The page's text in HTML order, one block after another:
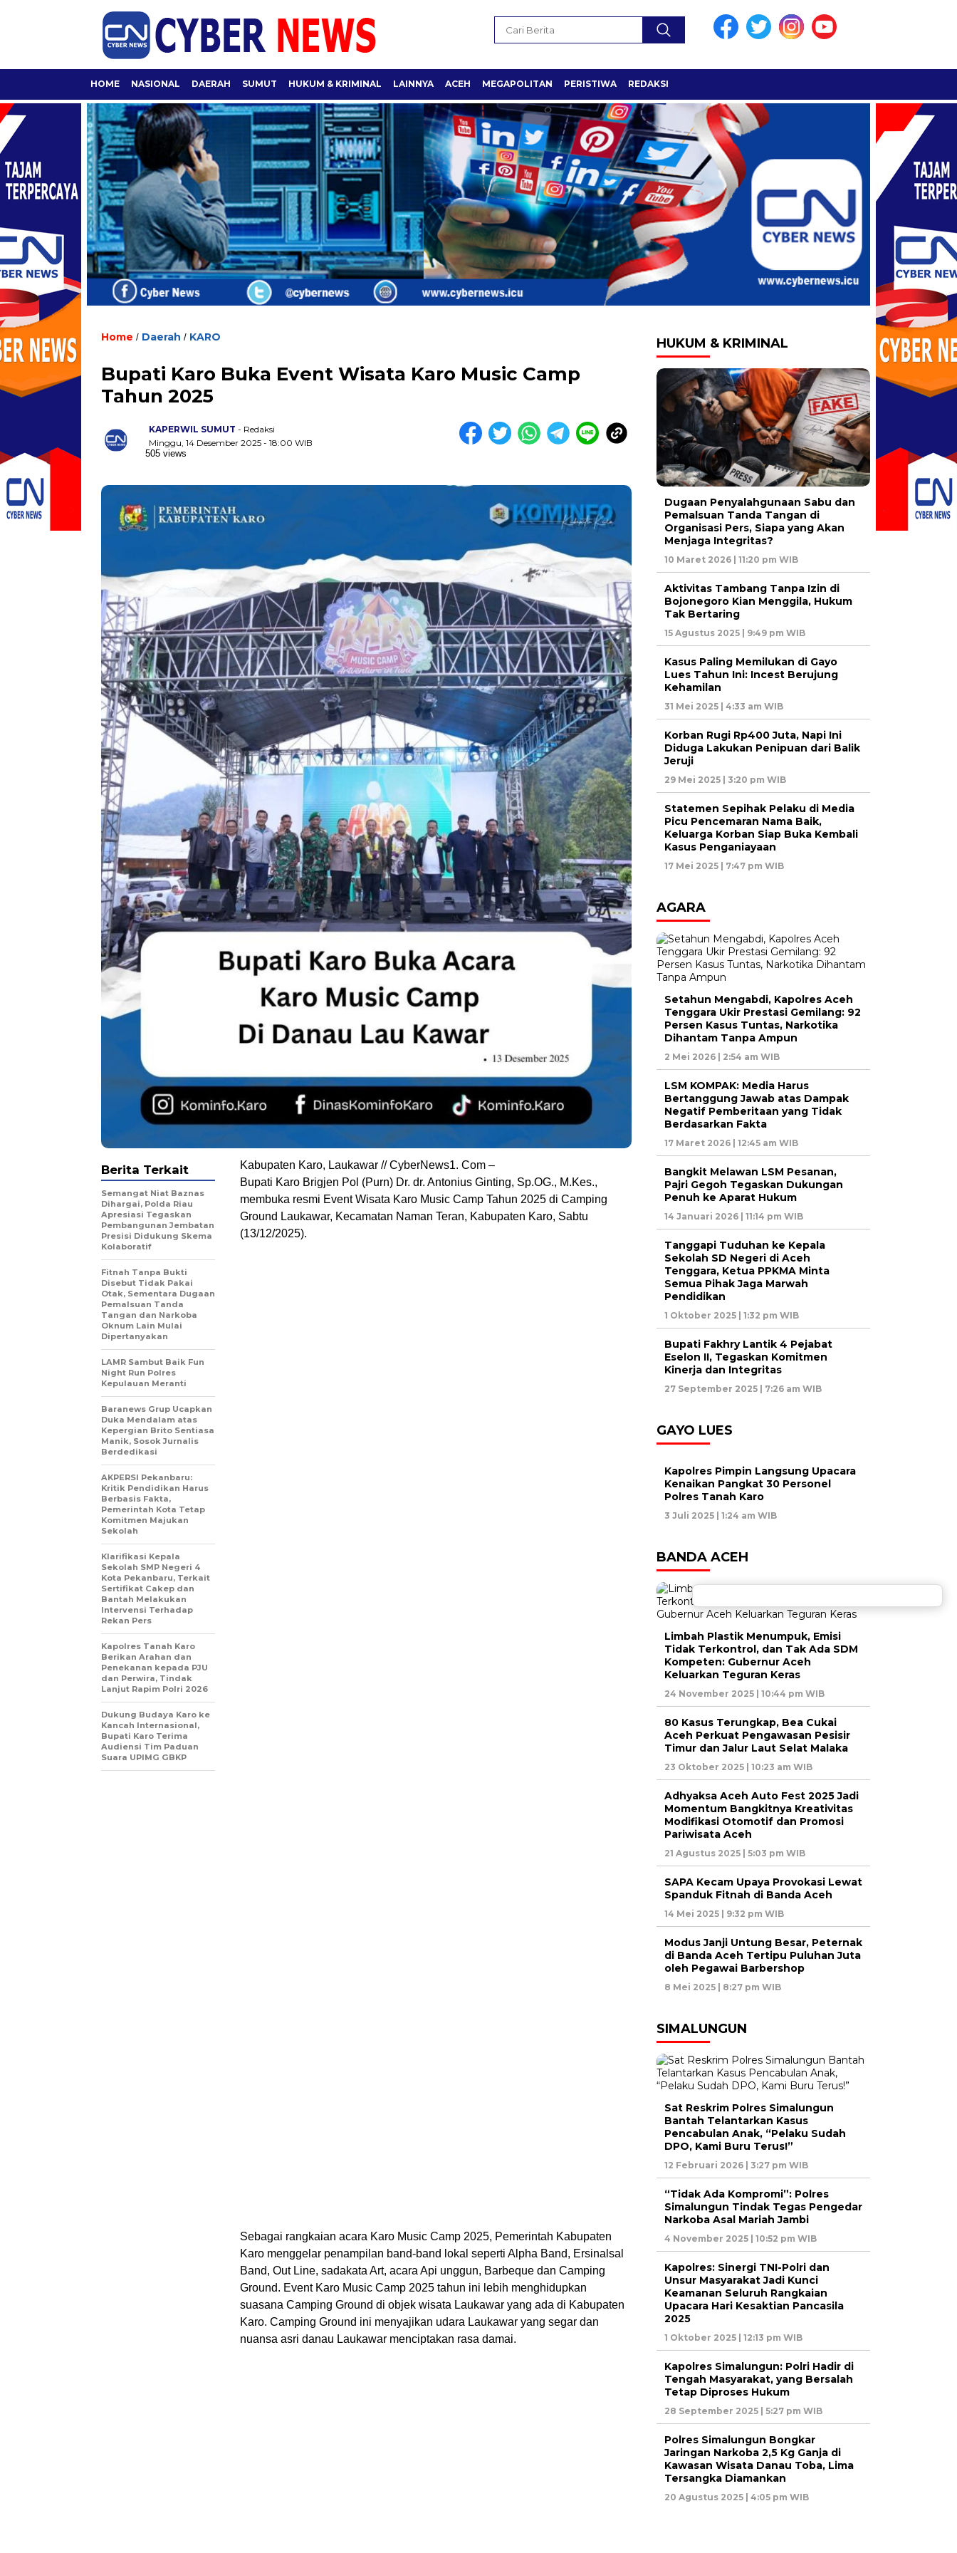
HOME NASIONAL DAERAH SUMUT HUKUM & KRIMINAL LAINNYA ACEH MEGAPOLITAN PERISTIWA REDAKSI
Home / Daerah / KARO
Bupati Karo Buka Event Wisata Karo Music Camp
Tahun 2025
KAPERWIL SUMUT - Redaksi
Minggu, 14 Desember 2025 - 18:00 WIB
505 views
Kabupaten Karo, Laukawar // CyberNews1. Com –
Bupati Karo Brigjen Pol (Purn) Dr. dr. Antonius Ginting, Sp.OG., M.Kes.,
membuka resmi Event Wisata Karo Music Camp Tahun 2025 di Camping
Ground Laukawar, Kecamatan Naman Teran, Kabupaten Karo, Sabtu
(13/12/2025).
Sebagai rangkaian acara Karo Music Camp 2025, Pemerintah Kabupaten
Karo menggelar penampilan band-band lokal seperti Alpha Band, Ersinalsal
Band, Out Line, sadakata Art, acara Api unggun, Barbeque dan Camping
Ground. Event Karo Music Camp 2025 tahun ini lebih menghidupkan
suasana Camping Ground di objek wisata Laukawar yang ada di Kabupaten
Karo. Camping Ground ini menyajikan udara Laukawar yang segar dan
nuansa asri danau Laukawar menciptakan rasa damai.
Berita Terkait
Semangat Niat Baznas
Dihargai, Polda Riau
Apresiasi Tegaskan
Pembangunan Jembatan
Presisi Didukung Skema
Kolaboratif
Fitnah Tanpa Bukti
Disebut Tidak Pakai
Otak, Sementara Dugaan
Pemalsuan Tanda
Tangan dan Narkoba
Oknum Lain Mulai
Dipertanyakan
LAMR Sambut Baik Fun
Night Run Polres
Kepulauan Meranti
Baranews Grup Ucapkan
Duka Mendalam atas
Kepergian Brito Sentiasa
Manik, Sosok Jurnalis
Berdedikasi
AKPERSI Pekanbaru:
Kritik Pendidikan Harus
Berbasis Fakta,
Pemerintah Kota Tetap
Komitmen Majukan
Sekolah
Klarifikasi Kepala
Sekolah SMP Negeri 4
Kota Pekanbaru, Terkait
Sertifikat Cakep dan
Bantah Melakukan
Intervensi Terhadap
Rekan Pers
Kapolres Tanah Karo
Berikan Arahan dan
Penekanan kepada PJU
dan Perwira, Tindak
Lanjut Rapim Polri 2026
Dukung Budaya Karo ke
Kancah Internasional,
Bupati Karo Terima
Audiensi Tim Paduan
Suara UPIMG GBKP
HUKUM & KRIMINAL
Dugaan Penyalahgunaan Sabu dan
Pemalsuan Tanda Tangan di
Organisasi Pers, Siapa yang Akan
Menjaga Integritas?
10 Maret 2026 | 11:20 pm WIB
Aktivitas Tambang Tanpa Izin di
Bojonegoro Kian Menggila, Hukum
Tak Bertaring
15 Agustus 2025 | 9:49 pm WIB
Kasus Paling Memilukan di Gayo
Lues Tahun Ini: Incest Berujung
Kehamilan
31 Mei 2025 | 4:33 am WIB
Korban Rugi Rp400 Juta, Napi Ini
Diduga Lakukan Penipuan dari Balik
Jeruji
29 Mei 2025 | 3:20 pm WIB
Statemen Sepihak Pelaku di Media
Picu Pencemaran Nama Baik,
Keluarga Korban Siap Buka Kembali
Kasus Penganiayaan
17 Mei 2025 | 7:47 pm WIB
AGARA
Setahun Mengabdi, Kapolres Aceh
Tenggara Ukir Prestasi Gemilang: 92
Persen Kasus Tuntas, Narkotika
Dihantam Tanpa Ampun
2 Mei 2026 | 2:54 am WIB
LSM KOMPAK: Media Harus
Bertanggung Jawab atas Dampak
Negatif Pemberitaan yang Tidak
Berdasarkan Fakta
17 Maret 2026 | 12:45 am WIB
Bangkit Melawan LSM Pesanan,
Pajri Gegoh Tegaskan Dukungan
Penuh ke Aparat Hukum
14 Januari 2026 | 11:14 pm WIB
Tanggapi Tuduhan ke Kepala
Sekolah SD Negeri di Aceh
Tenggara, Ketua PPKMA Minta
Semua Pihak Jaga Marwah
Pendidikan
1 Oktober 2025 | 1:32 pm WIB
Bupati Fakhry Lantik 4 Pejabat
Eselon II, Tegaskan Komitmen
Kinerja dan Integritas
27 September 2025 | 7:26 am WIB
GAYO LUES
Kapolres Pimpin Langsung Upacara
Kenaikan Pangkat 30 Personel
Polres Tanah Karo
3 Juli 2025 | 1:24 am WIB
BANDA ACEH
Limbah Plastik Menumpuk, Emisi
Tidak Terkontrol, dan Tak Ada SDM
Kompeten: Gubernur Aceh
Keluarkan Teguran Keras
24 November 2025 | 10:44 pm WIB
80 Kasus Terungkap, Bea Cukai
Aceh Perkuat Pengawasan Pesisir
Timur dan Jalur Laut Selat Malaka
23 Oktober 2025 | 10:23 am WIB
Adhyaksa Aceh Auto Fest 2025 Jadi
Momentum Bangkitnya Kreativitas
Modifikasi Otomotif dan Promosi
Pariwisata Aceh
21 Agustus 2025 | 5:03 pm WIB
SAPA Kecam Upaya Provokasi Lewat
Spanduk Fitnah di Banda Aceh
14 Mei 2025 | 9:32 pm WIB
Modus Janji Untung Besar, Peternak
di Banda Aceh Tertipu Puluhan Juta
oleh Pegawai Barbershop
8 Mei 2025 | 8:27 pm WIB
SIMALUNGUN
Sat Reskrim Polres Simalungun
Bantah Telantarkan Kasus
Pencabulan Anak, “Pelaku Sudah
DPO, Kami Buru Terus!”
12 Februari 2026 | 3:27 pm WIB
“Tidak Ada Kompromi”: Polres
Simalungun Tindak Tegas Pengedar
Narkoba Asal Mariah Jambi
4 November 2025 | 10:52 pm WIB
Kapolres: Sinergi TNI-Polri dan
Unsur Masyarakat Jadi Kunci
Keamanan Seluruh Rangkaian
Upacara Hari Kesaktian Pancasila
2025
1 Oktober 2025 | 12:13 pm WIB
Kapolres Simalungun: Polri Hadir di
Tengah Masyarakat, yang Bersalah
Tetap Diproses Hukum
28 September 2025 | 5:27 pm WIB
Polres Simalungun Bongkar
Jaringan Narkoba 2,5 Kg Ganja di
Kawasan Wisata Danau Toba, Lima
Tersangka Diamankan
20 Agustus 2025 | 4:05 pm WIB